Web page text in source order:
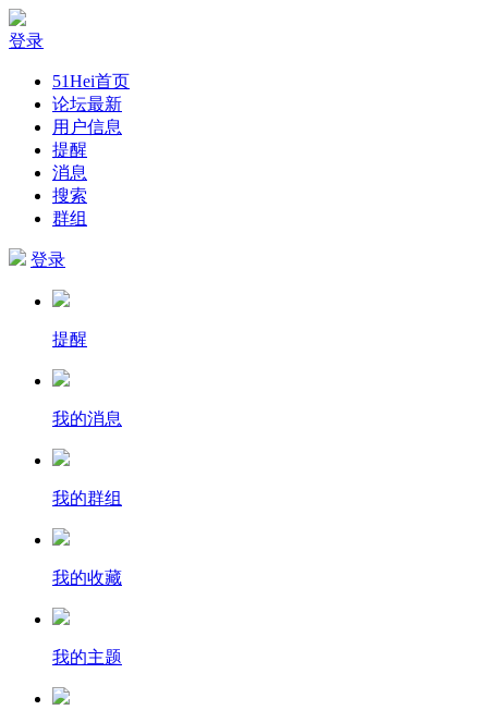
登录
51Hei首页
论坛最新
用户信息
提醒
消息
搜索
群组
登录
提醒
我的消息
我的群组
我的收藏
我的主题